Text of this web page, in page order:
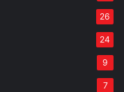
26
24
9
7